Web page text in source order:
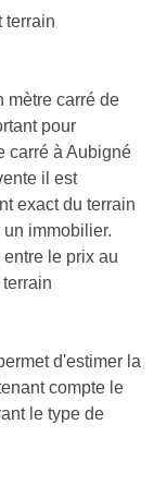
terrain
mètre carré de
pour
carré à Aubigné
il est
exact du terrain
immobilier.
le prix au
d'estimer la
compte le
le type de